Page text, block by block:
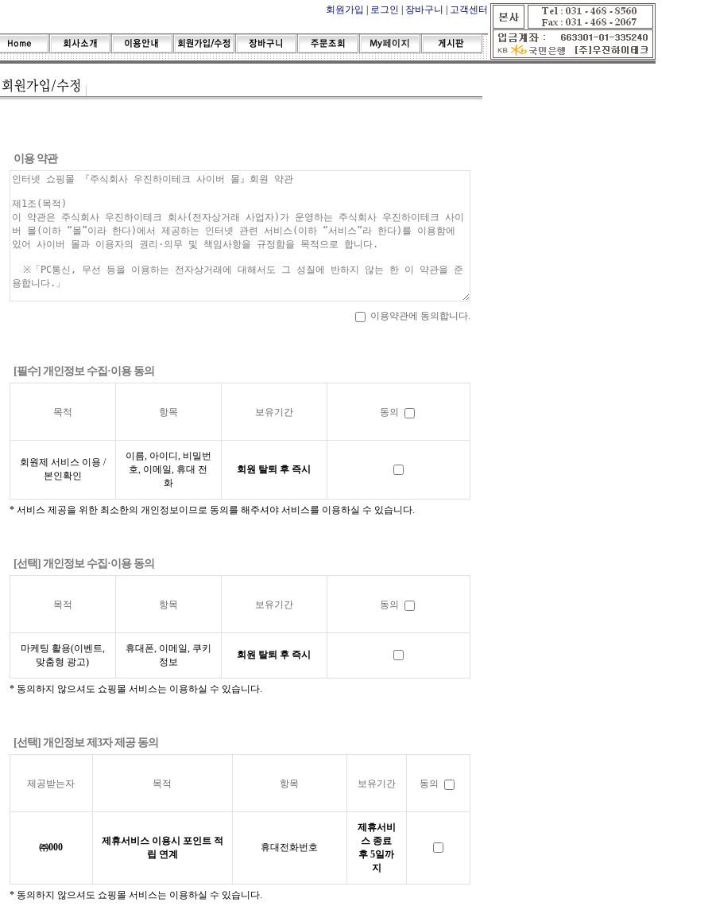
회원가입 로그인 장바구니 고객센터
이용 약관
이용약관에 동의합니다.
[필수] 개인정보 수집·이용 동의
목적 항목 보유기간 동의
회원제 서비스 이용 /
본인확인
이름, 아이디, 비밀번
호, 이메일, 휴대 전
화
회원 탈퇴 후 즉시
* 서비스 제공을 위한 최소한의 개인정보이므로 동의를 해주셔야 서비스를 이용하실 수 있습니다.
[선택] 개인정보 수집·이용 동의
목적 항목 보유기간 동의
마케팅 활용(이벤트,
맞춤형 광고)
휴대폰, 이메일, 쿠키
정보
회원 탈퇴 후 즉시
* 동의하지 않으셔도 쇼핑몰 서비스는 이용하실 수 있습니다.
[선택] 개인정보 제3자 제공 동의
제공받는자 목적 항목 보유기간 동의
㈜000
제휴서비스 이용시 포인트 적
립 연계
휴대전화번호
제휴서비
스 종료
후 5일까
지
* 동의하지 않으셔도 쇼핑몰 서비스는 이용하실 수 있습니다.